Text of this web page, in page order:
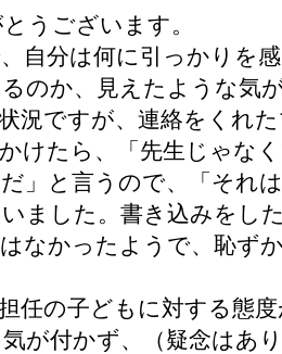
うございます。
自分は何に引っかりを
のか、見えたような気
況ですが、連絡をくれ
けたら、「先生じゃな
」と言うので、「それ
ました。書き込みをし
なかったようで、恥ず
任の子どもに対する態
が付かず、（疑念はあ